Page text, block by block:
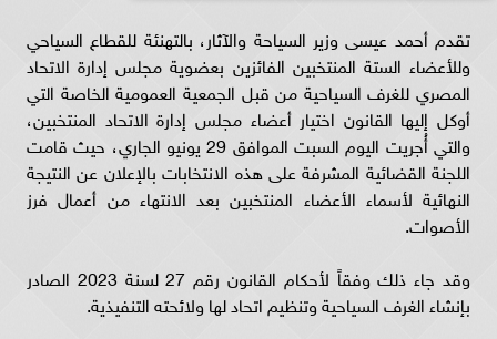
تقدم أحمد عيسى وزير السياحة والآثار، بالتهنئة للقطاع السياحي
وللأعضاء الستة المنتخبين الفائزين بعضوية مجلس إدارة الاتحاد
المصري للغرف السياحية من قبل الجمعية العمومية الخاصة التي
أوكل إليها القانون اختيار أعضاء مجلس إدارة الاتحاد المنتخبين،
والتي أُجريت اليوم السبت الموافق 29 يونيو الجاري، حيث قامت
اللجنة القضائية المشرفة على هذه الانتخابات بالإعلان عن النتيجة
النهائية لأسماء الأعضاء المنتخبين بعد الانتهاء من أعمال فرز
الأصوات.
وقد جاء ذلك وفقاً لأحكام القانون رقم 27 لسنة 2023 الصادر
بإنشاء الغرف السياحية وتنظيم اتحاد لها ولائحته التنفيذية.